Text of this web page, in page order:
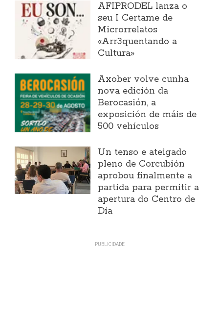
AFIPRODEL lanza o
seu I Certame de
Microrrelatos
«Arr3quentando a
Cultura»
Axober volve cunha
nova edición da
Berocasión, a
exposición de máis de
500 vehículos
Un tenso e ateigado
pleno de Corcubión
aprobou finalmente a
partida para permitir a
apertura do Centro de
Día